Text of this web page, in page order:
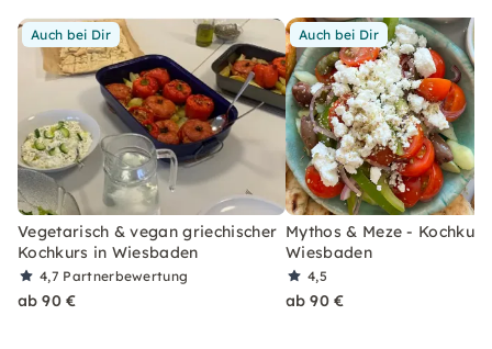
Auch bei Dir
Vegetarisch & vegan griechischer
Kochkurs in Wiesbaden
4,7 Partnerbewertung
ab 90 €
Auch bei Dir
Mythos & Meze -
Wiesbaden
4,5
ab 90 €